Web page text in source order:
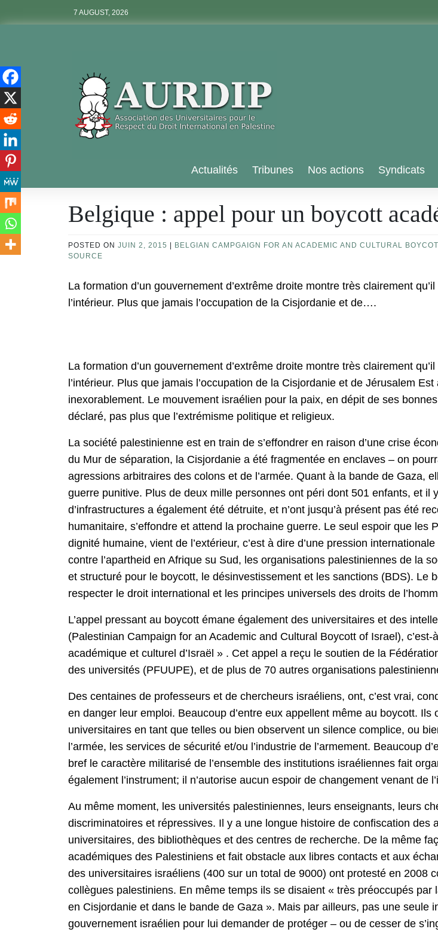
7 AUGUST, 2026
Aurdip
Actualités Tribunes Nos actions Syndicats
Belgique : appel pour un boycott
POSTED ON JUIN 2, 2015
BELGIAN CAMPGAIGN FOR AN ACADEMIC AND CULTURAL
SOURCE
La formation d’un gouvernement d’extrême droite montre très clairement
l’intérieur. Plus que jamais l’occupation de la Cisjordanie et de….
La formation d’un gouvernement d’extrême droite montre très clairement
l’intérieur. Plus que jamais l’occupation de la Cisjordanie et de Jérusalem
inexorablement. Le mouvement israélien pour la paix, en dépit de ses
déclaré, pas plus que l’extrémisme politique et religieux.
La société palestinienne est en train de s’effondrer en raison d’une crise
du Mur de séparation, la Cisjordanie a été fragmentée en enclaves – on
agressions arbitraires des colons et de l’armée. Quant à la bande de Gaza,
guerre punitive. Plus de deux mille personnes ont péri dont 501 enfants, et
d’infrastructures a également été détruite, et n’ont jusqu’à présent pas été
humanitaire, s’effondre et attend la prochaine guerre. Le seul espoir que
dignité humaine, vient de l’extérieur, c’est à dire d’une pression
contre l’apartheid en Afrique su Sud, les organisations palestiniennes de la
et structuré pour le boycott, le désinvestissement et les sanctions (BDS). Le
respecter le droit international et les principes universels des droits de
L’appel pressant au boycott émane également des universitaires et des
(Palestinian Campaign for an Academic and Cultural Boycott of Israel),
académique et culturel d’Israël » . Cet appel a reçu le soutien de la
des universités (PFUUPE), et de plus de 70 autres organisations
Des centaines de professeurs et de chercheurs israéliens, ont, c’est vrai,
en danger leur emploi. Beaucoup d’entre eux appellent même au boycott.
universitaires en tant que telles ou bien observent un silence complice, ou
l’armée, les services de sécurité et/ou l’industrie de l’armement. Beaucoup
bref le caractère militarisé de l’ensemble des institutions israéliennes fait
également l’instrument; il n’autorise aucun espoir de changement venant de
Au même moment, les universités palestiniennes, leurs enseignants, leurs
discriminatoires et répressives. Il y a une longue histoire de confiscation
universitaires, des bibliothèques et des centres de recherche. De la même
académiques des Palestiniens et fait obstacle aux libres contacts et aux
des universitaires israéliens (400 sur un total de 9000) ont protesté en 2008
collègues palestiniens. En même temps ils se disaient « très préoccupés
en Cisjordanie et dans le bande de Gaza ». Mais par ailleurs, pas une seule
gouvernement israélien pour lui demander de protéger – ou de cesser de